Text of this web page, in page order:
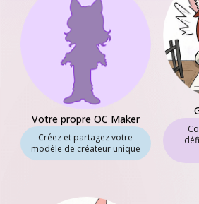
Votre propre OC Maker
Créez et partagez votre
modèle de créateur unique